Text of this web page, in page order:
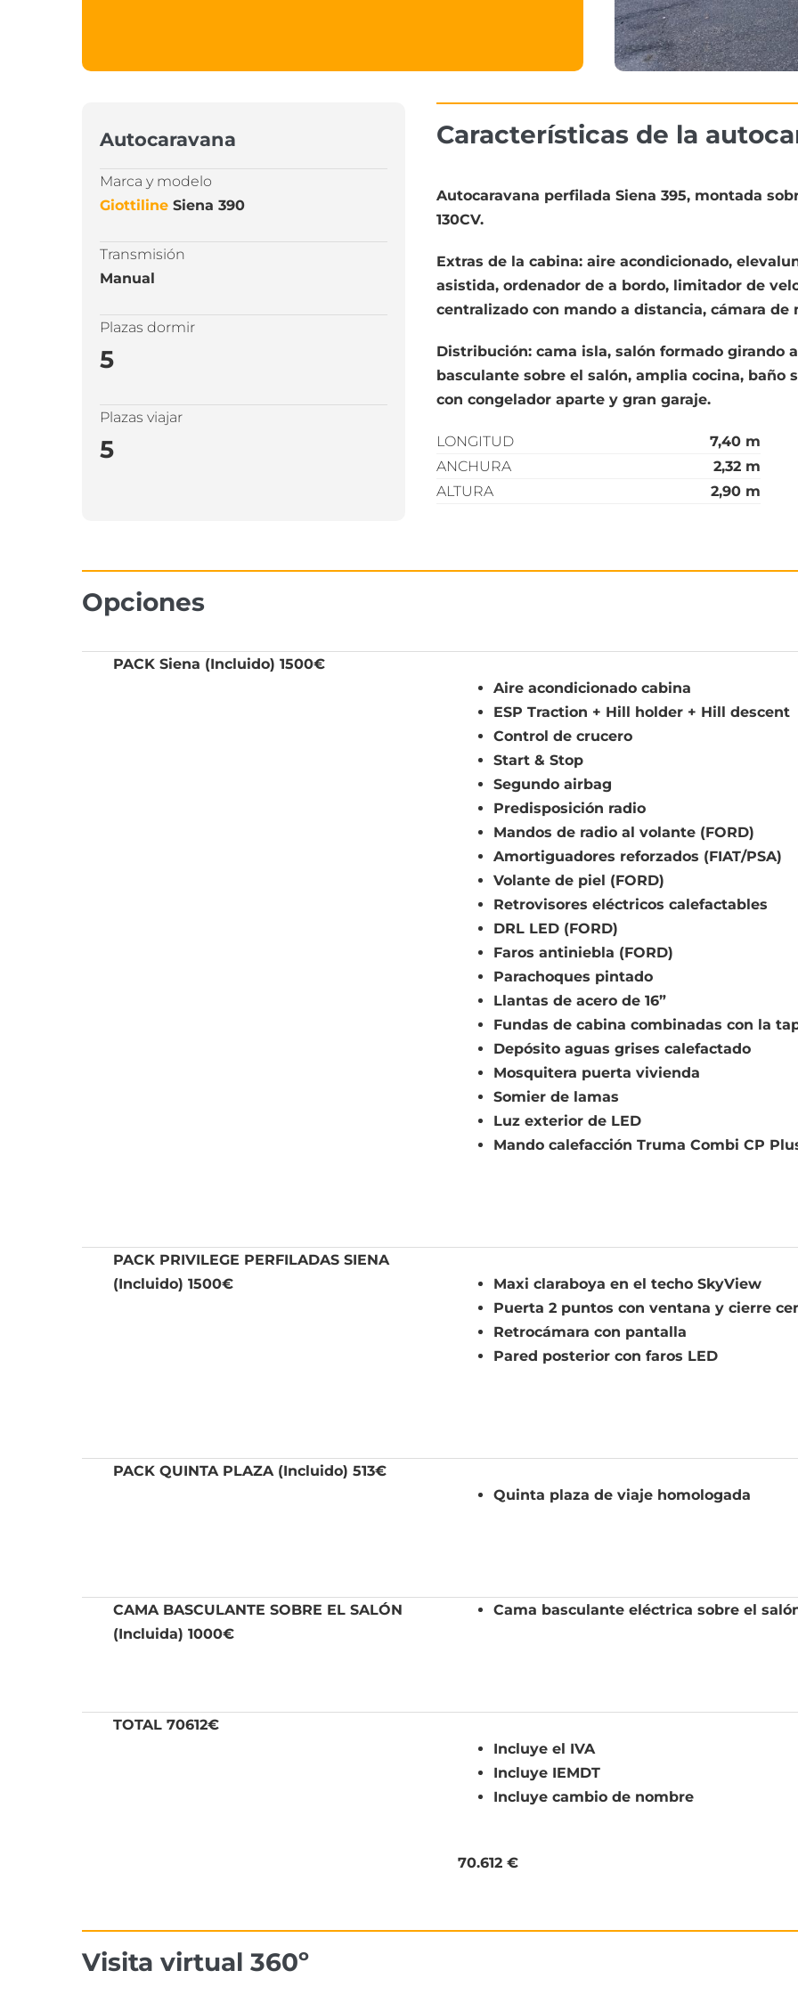
Autocaravana
Marca y modelo
Giottiline Siena 390
Transmisión
Manual
Plazas dormir
5
Plazas viajar
5
Características de la
Autocaravana perfilada Siena 395, montada
130CV.
Extras de la cabina: aire acondicionado,
asistida, ordenador de a bordo, limitador de
centralizado con mando a distancia, cámara
Distribución: cama isla, salón formado girando
basculante sobre el salón, amplia cocina, baño
con congelador aparte y gran garaje.
LONGITUD
7,40 m
ANCHURA
2,32 m
ALTURA
2,90 m
Opciones
PACK Siena (Incluido) 1500€
Aire acondicionado cabina
ESP Traction + Hill holder + Hill descent
Control de crucero
Start & Stop
Segundo airbag
Predisposición radio
Mandos de radio al volante (FORD)
Amortiguadores reforzados (FIAT/PSA)
Volante de piel (FORD)
Retrovisores eléctricos calefactables
DRL LED (FORD)
Faros antiniebla (FORD)
Parachoques pintado
Llantas de acero de 16”
Fundas de cabina combinadas con la
Depósito aguas grises calefactado
Mosquitera puerta vivienda
Somier de lamas
Luz exterior de LED
Mando calefacción Truma Combi CP
PACK PRIVILEGE PERFILADAS SIENA
(Incluido) 1500€
Maxi claraboya en el techo SkyView
Puerta 2 puntos con ventana y cierre
Retrocámara con pantalla
Pared posterior con faros LED
PACK QUINTA PLAZA (Incluido) 513€
Quinta plaza de viaje homologada
CAMA BASCULANTE SOBRE EL SALÓN
(Incluida) 1000€
Cama basculante eléctrica sobre el
TOTAL 70612€
Incluye el IVA
Incluye IEMDT
Incluye cambio de nombre
70.612 €
Visita virtual 360º